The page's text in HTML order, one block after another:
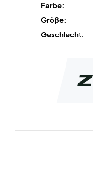
Farbe:
Größe:
Geschlecht: